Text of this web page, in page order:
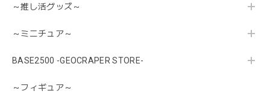
～推し活グッズ～
～ミニチュア～
BASE2500 -GEOCRAPER STORE-
～フィギュア～